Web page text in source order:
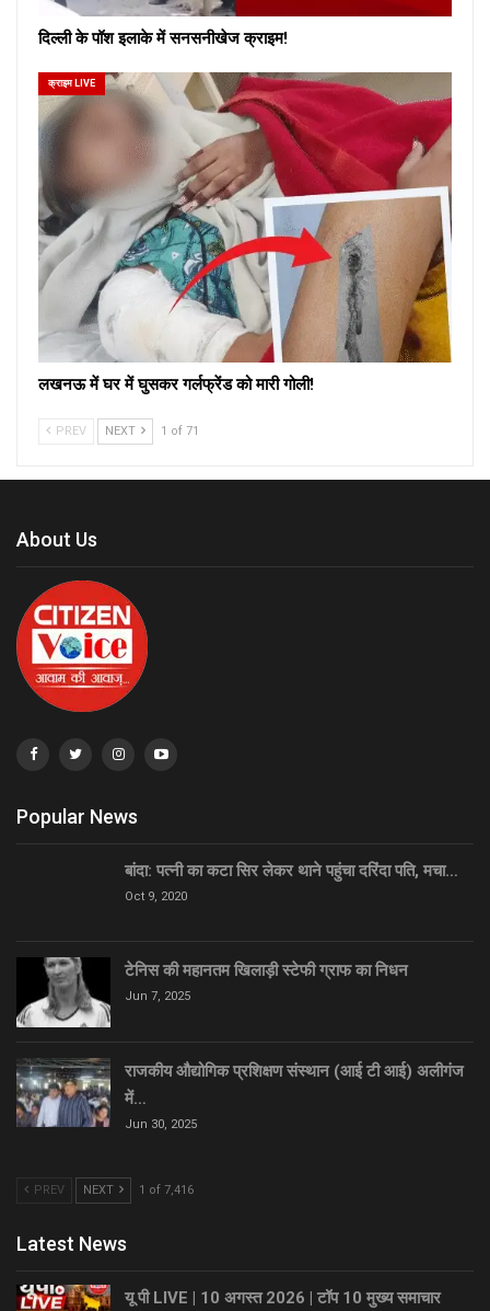
दिल्ली के पॉश इलाके में सनसनीखेज क्राइम!
क्राइम LIVE
लखनऊ में घर में घुसकर गर्लफ्रेंड को मारी गोली!
PREV NEXT 1 of 71
About Us
Popular News
बांदा: पत्नी का कटा सिर लेकर थाने पहुंचा दरिंदा पति, मचा…
Oct 9, 2020
टेनिस की महानतम खिलाड़ी स्टेफी ग्राफ का निधन
Jun 7, 2025
राजकीय औद्योगिक प्रशिक्षण संस्थान (आई टी आई) अलीगंज
में…
Jun 30, 2025
PREV NEXT 1 of 7,416
Latest News
यू पी LIVE | 10 अगस्त 2026 | टॉप 10 मुख्य समाचार